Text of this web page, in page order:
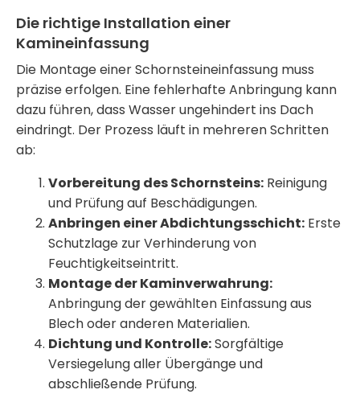
Die richtige Installation einer
Kamineinfassung
Die Montage einerSchornsteineinfassung muss
präzise erfolgen. Eine fehlerhafte Anbringung kann
dazu führen, dass Wasser ungehindert ins Dach
eindringt. Der Prozess läuft in mehreren Schritten
ab:
Vorbereitung des Schornsteins: Reinigung
und Prüfung auf Beschädigungen.
Anbringen einer Abdichtungsschicht: Erste
Schutzlage zur Verhinderung von
Feuchtigkeitseintritt.
Montage der Kaminverwahrung:
Anbringung der gewählten Einfassung aus
Blech oder anderen Materialien.
Dichtung und Kontrolle:Sorgfältige
Versiegelung aller Übergänge und
abschließende Prüfung.